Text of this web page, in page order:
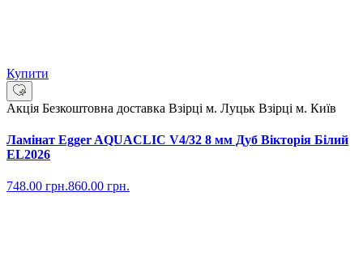
Купити
Акція Безкоштовна доставка Взірці м. Луцьк Взірці м. Київ
Ламінат Egger AQUACLIC V4/32 8 мм Дуб Вікторія Білий
EL2026
748.00 грн.860.00 грн.